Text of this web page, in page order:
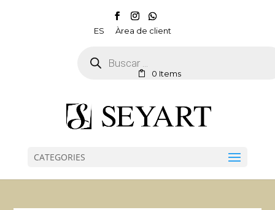
ES Àrea de client
search
0 Items
CATEGORIES